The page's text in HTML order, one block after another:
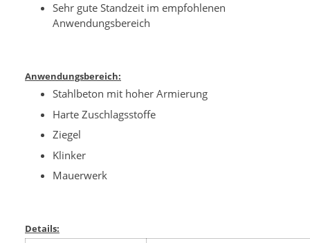
Sehr gute Standzeit im empfohlenen
Anwendungsbereich
Anwendungsbereich:
Stahlbeton mit hoher Armierung
Harte Zuschlagsstoffe
Ziegel
Klinker
Mauerwerk
Details: